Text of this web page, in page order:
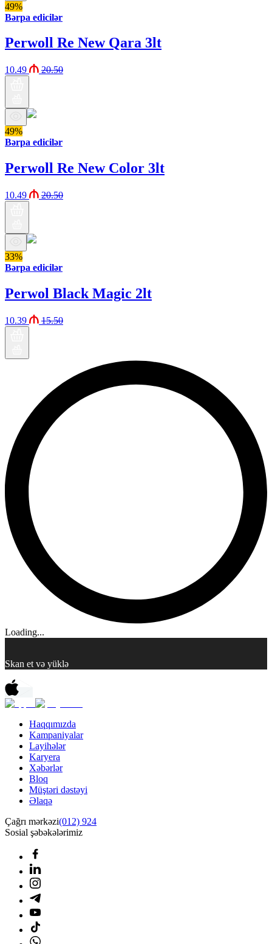
49%
Bərpa edicilər
Perwoll Re New Qara 3lt
10.49 20.50
49%
Bərpa edicilər
Perwoll Re New Color 3lt
10.49 20.50
33%
Bərpa edicilər
Perwol Black Magic 2lt
10.39 15.50
Loading...
Skan et və yüklə
Haqqımızda
Kampaniyalar
Layihələr
Karyera
Xəbərlər
Bloq
Müştəri dəstəyi
Əlaqə
Çağrı mərkəzi(012) 924
Sosial şəbəkələrimiz